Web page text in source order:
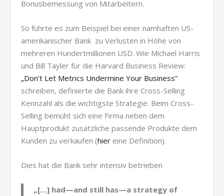
Bonusbemessung von Mitarbeitern.
So führte es zum Beispiel bei einer namhaften US-
amerikanischer Bank zu Verlusten in Höhe von
mehreren Hundertmillionen USD. Wie Michael Harris
und Bill Tayler für die Harvard Business Review:
„Don’t Let Metrics Undermine Your Business“
schreiben, definierte die Bank ihre Cross-Selling
Kennzahl als die wichtigste Strategie. Beim Cross-
Selling bemüht sich eine Firma neben dem
Hauptprodukt zusätzliche passende Produkte dem
Kunden zu verkaufen (hier eine Definition).
Dies hat die Bank sehr intensiv betrieben
„[…] had—and still has—a strategy of